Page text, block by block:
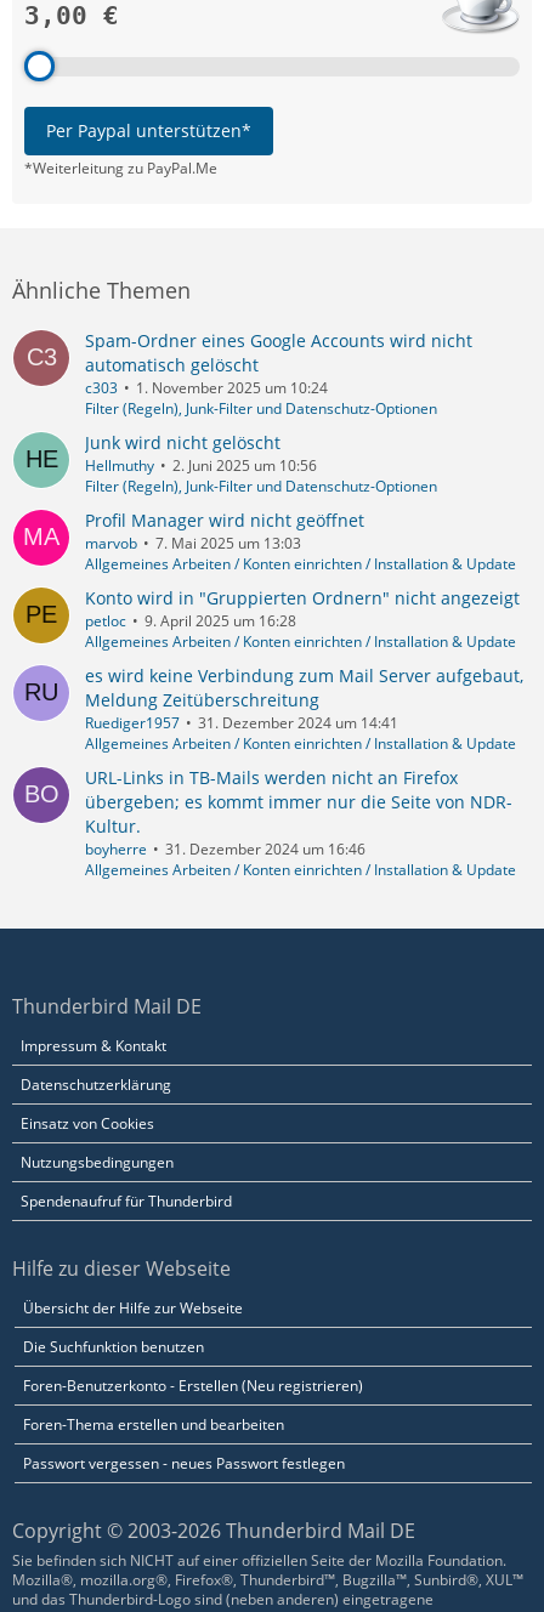
3,00 €
Per Paypal unterstützen*
*Weiterleitung zu PayPal.Me
Ähnliche Themen
Spam-Ordner eines Google Accounts wird nicht
automatisch gelöscht
c303
1. November 2025 um 10:24
Filter (Regeln), Junk-Filter und Datenschutz-Optionen
Junk wird nicht gelöscht
Hellmuthy
2. Juni 2025 um 10:56
Filter (Regeln), Junk-Filter und Datenschutz-Optionen
Profil Manager wird nicht geöffnet
marvob
7. Mai 2025 um 13:03
Allgemeines Arbeiten / Konten einrichten / Installation & Update
Konto wird in "Gruppierten Ordnern" nicht angezeigt
petloc
9. April 2025 um 16:28
Allgemeines Arbeiten / Konten einrichten / Installation & Update
es wird keine Verbindung zum Mail Server aufgebaut,
Meldung Zeitüberschreitung
Ruediger1957
31. Dezember 2024 um 14:41
Allgemeines Arbeiten / Konten einrichten / Installation & Update
URL-Links in TB-Mails werden nicht an Firefox
übergeben; es kommt immer nur die Seite von NDR-
Kultur.
boyherre
31. Dezember 2024 um 16:46
Allgemeines Arbeiten / Konten einrichten / Installation & Update
Thunderbird Mail DE
Impressum & Kontakt
Datenschutzerklärung
Einsatz von Cookies
Nutzungsbedingungen
Spendenaufruf für Thunderbird
Hilfe zu dieser Webseite
Übersicht der Hilfe zur Webseite
Die Suchfunktion benutzen
Foren-Benutzerkonto - Erstellen (Neu registrieren)
Foren-Thema erstellen und bearbeiten
Passwort vergessen - neues Passwort festlegen
Copyright © 2003-2026 Thunderbird Mail DE
Sie befinden sich NICHT auf einer offiziellen Seite der Mozilla Foundation.
Mozilla®, mozilla.org®, Firefox®, Thunderbird™, Bugzilla™, Sunbird®, XUL™
und das Thunderbird-Logo sind (neben anderen) eingetragene